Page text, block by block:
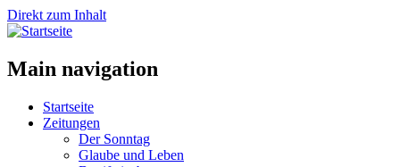
Direkt zum Inhalt
Main navigation
Startseite
Zeitungen
Der Sonntag
Glaube und Leben